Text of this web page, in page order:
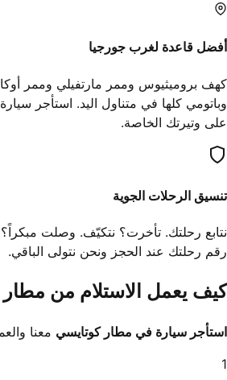
أفضل قاعدة لغرب جورجيا
كهف بروميثيوس وممر مارتفيلي وممر
وباتومي كلها في متناول اليد. استأجر
على وتيرتك الخاصة.
تنسيق الرحلات الجوية
نتابع رحلتك. تأخرت؟ نتكيّف. وصلت
رقم رحلتك عند الحجز ونحن نتولى الباقي.
كيف يعمل الاستلام من
استأجر سيارة في مطار كوتايسي معنا
1